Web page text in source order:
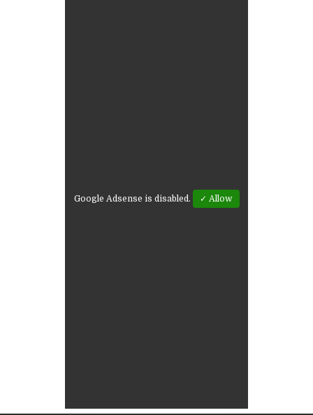
Google Adsense is disabled. ✓ Allow